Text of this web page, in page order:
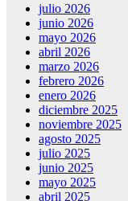
julio 2026
junio 2026
mayo 2026
abril 2026
marzo 2026
febrero 2026
enero 2026
diciembre 2025
noviembre 2025
agosto 2025
julio 2025
junio 2025
mayo 2025
abril 2025